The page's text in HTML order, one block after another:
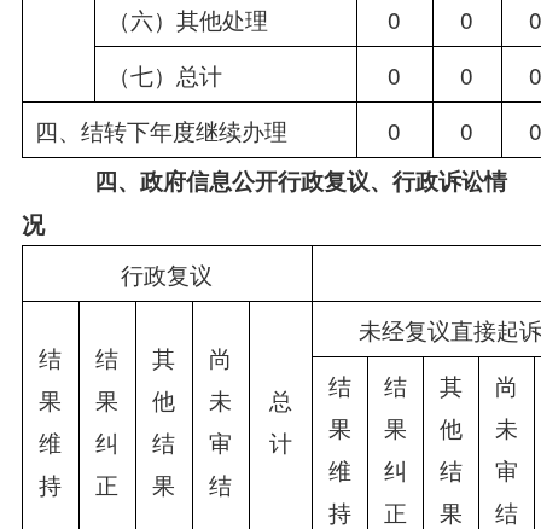
（六）其他处理 0 0
（七）总计
0 0
四、结转下年度继续办理
0 0
四、政府信息公开行政复议、行政诉讼情
况
行政复议
结
果
维
持
结
果
纠
正
其
他
结
果
尚
未
审
结
总
计
未经复议直接起
结
果
维
持
结
果
纠
正
其
他
结
果
尚
未
审
结